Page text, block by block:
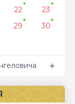
22
23
29
30